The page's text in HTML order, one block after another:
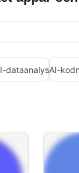
dataanalysAI-